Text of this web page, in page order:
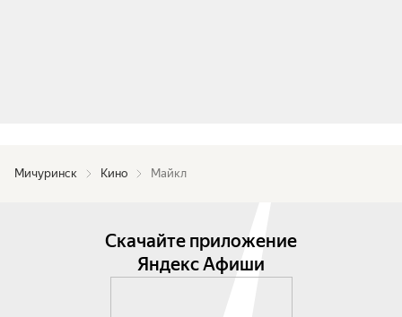
Мичуринск Кино Майкл
Скачайте приложение
Яндекс Афиши